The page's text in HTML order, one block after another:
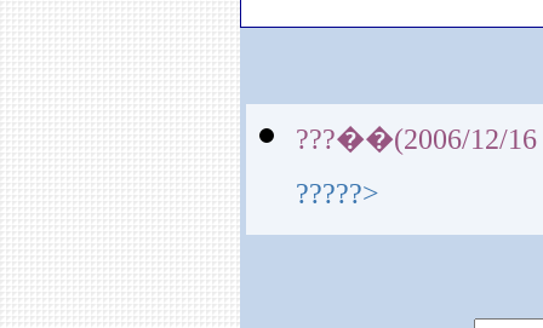
???��(2006/12/16
?????>